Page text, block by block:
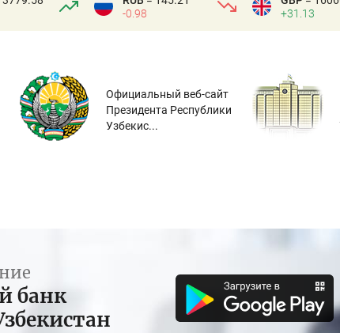
-0.98
+31.13
Официальный веб-сайт
Президента Республики
Узбекис...
банк